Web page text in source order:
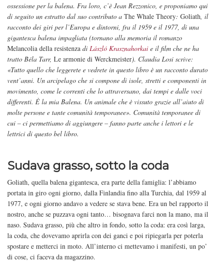
ossessione per la balena. Fra loro, c’è Jean Rezzonico, e proponiamo qui
di seguito un estratto dal suo contributo a The Whale Theory: Goliath , il
racconto dei giri per l’Europa e dintorni, fra il 1959 e il 1977, di una
gigantesca balena impagliata (tornano alla memoria il romanzo
Melancolia della resistenza di László Krasznahorkai e il film che ne ha
tratto Béla Tarr, Le armonie di Werckmeister). Claudia Losi scrive:
«Tutto quello che leggerete e vedrete in questo libro è un racconto durato
vent’anni. Un arcipelago che si compone di isole, stretti e componenti in
movimento, come le correnti che lo attraversano, dai tempi e dalle voci
differenti. È la mia Balena. Un animale che è vissuto grazie all’aiuto di
molte persone e tante comunità temporanee». Comunità temporanee di
cui – ci permettiamo di aggiungere – fanno parte anche i lettori e le
lettrici di questo bel libro.
Sudava grasso, sotto la coda
Goliath, quella balena gigantesca, era parte della famiglia: l’abbiamo
portata in giro ogni giorno, dalla Finlandia fino alla Turchia, dal 1959 al
1977, e ogni giorno andavo a vedere se stava bene. Era un bel rapporto il
nostro, anche se puzzava ogni tanto… bisognava farci non la mano, ma il
naso. Sudava grasso, più che altro in fondo, sotto la coda: era così larga,
la coda, che dovevamo aprirla con dei ganci e poi ripiegarla per poterla
spostare e metterci in moto. All’interno ci mettevamo i manifesti, un po’
di cose, ci faceva da magazzino.